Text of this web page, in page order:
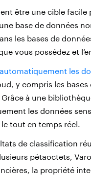
être une cible
base de données
les bases de
vous possédez et
les
y compris les bases
à une
les données
le tout en temps réel.
de classification
pétaoctets,
la propriété